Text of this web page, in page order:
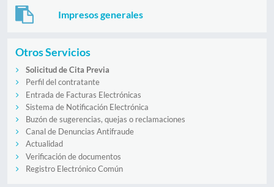
Impresos generales
Otros Servicios
Solicitud de Cita Previa
Perfil del contratante
Entrada de Facturas Electrónicas
Sistema de Notificación Electrónica
Buzón de sugerencias, quejas o reclamaciones
Canal de Denuncias Antifraude
Actualidad
Verificación de documentos
Registro Electrónico Común